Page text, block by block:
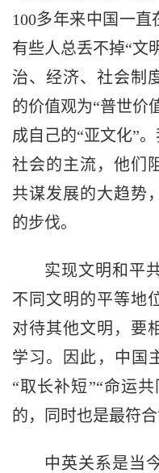
100多年来中国一
有些人总丢不掉“文
治、经济、社会制
的价值观为“普世价
成自己的“亚文化”
社会的主流，他们
共谋发展的大趋势
的步伐。
实现文明和平
不同文明的平等地
对待其他文明，要
学习。因此，中国
“取长补短”“命运
的，同时也是最符
中英关系是当